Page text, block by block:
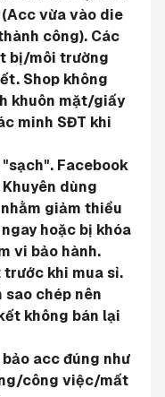
vừa vào die
công). Các
bị/môi trường
Shop không
khuôn mặt/giấy
minh SĐT khi
Facebook
dùng
giảm thiểu
hoặc bị khóa
vi bảo hành.
trước khi mua sỉ.
chép nên
không bán lại
acc đúng như
công việc/mất